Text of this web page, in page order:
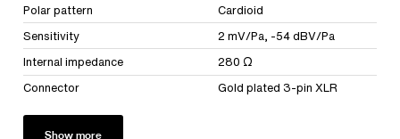
Polar pattern
Cardioid
Sensitivity
2 mV/Pa, -54 dBV/Pa
Internal impedance
280 Ω
Connector
Gold plated 3-pin XLR
Show more